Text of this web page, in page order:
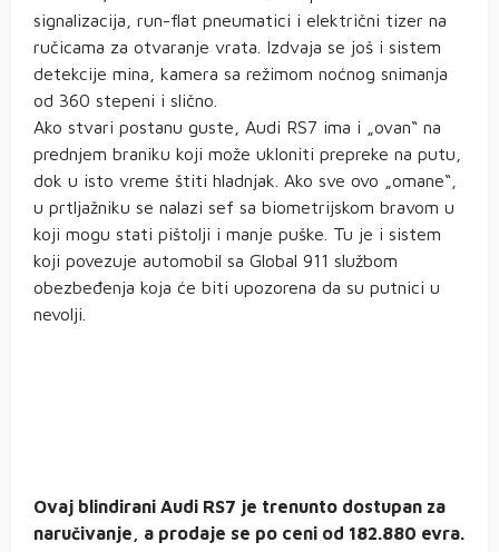
signalizacija, run-flat pneumatici i električni tizer na
ručicama za otvaranje vrata. Izdvaja se još i sistem
detekcije mina, kamera sa režimom noćnog snimanja
od 360 stepeni i slično.
Ako stvari postanu guste, Audi RS7 ima i „ovan“ na
prednjem braniku koji može ukloniti prepreke na putu,
dok u isto vreme štiti hladnjak. Ako sve ovo „omane“,
u prtljažniku se nalazi sef sa biometrijskom bravom u
koji mogu stati pištolji i manje puške. Tu je i sistem
koji povezuje automobil sa Global 911 službom
obezbeđenja koja će biti upozorena da su putnici u
nevolji.
Ovaj blindirani Audi RS7 je trenunto dostupan za
naručivanje, a prodaje se po ceni od 182.880 evra.